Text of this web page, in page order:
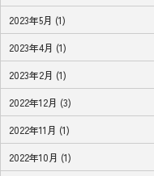
2023年5月 (1)
2023年4月 (1)
2023年2月 (1)
2022年12月 (3)
2022年11月 (1)
2022年10月 (1)